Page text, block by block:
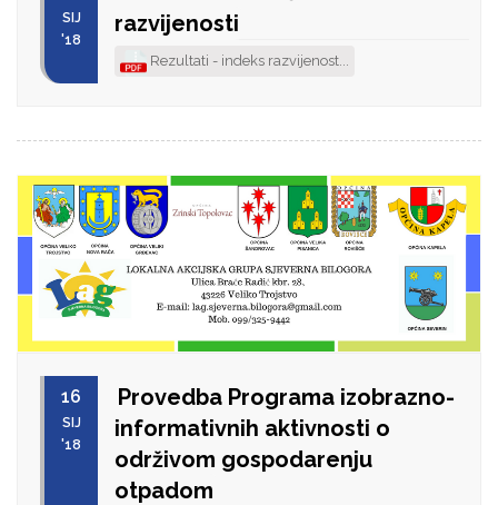
SIJ
'18
razvijenosti
Rezultati - indeks razvijenost...
16
SIJ
'18
Provedba Programa izobrazno-
informativnih aktivnosti o
održivom gospodarenju
otpadom